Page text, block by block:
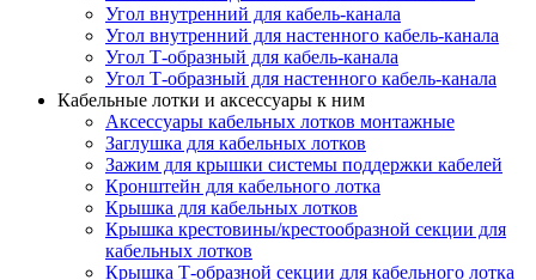
Угол внутренний для кабель-канала
Угол внутренний для настенного кабель-канала
Угол Т-образный для кабель-канала
Угол Т-образный для настенного кабель-канала
Кабельные лотки и аксессуары к ним
Аксессуары кабельных лотков монтажные
Заглушка для кабельных лотков
Зажим для крышки системы поддержки кабелей
Кронштейн для кабельного лотка
Крышка для кабельных лотков
Крышка крестовины/крестообразной секции для
кабельных лотков
Крышка Т-образной секции для кабельного лотка